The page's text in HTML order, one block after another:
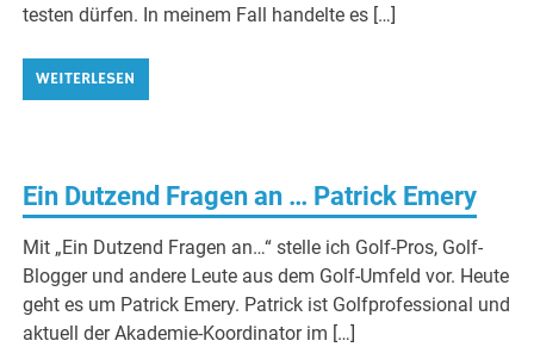
testen dürfen. In meinem Fall handelte es […]
WEITERLESEN
Ein Dutzend Fragen an … Patrick Emery
Mit „Ein Dutzend Fragen an…“ stelle ich Golf-Pros, Golf-
Blogger und andere Leute aus dem Golf-Umfeld vor. Heute
geht es um Patrick Emery. Patrick ist Golfprofessional und
aktuell der Akademie-Koordinator im […]